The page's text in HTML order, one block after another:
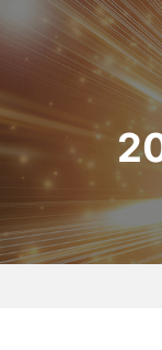
協議会定款